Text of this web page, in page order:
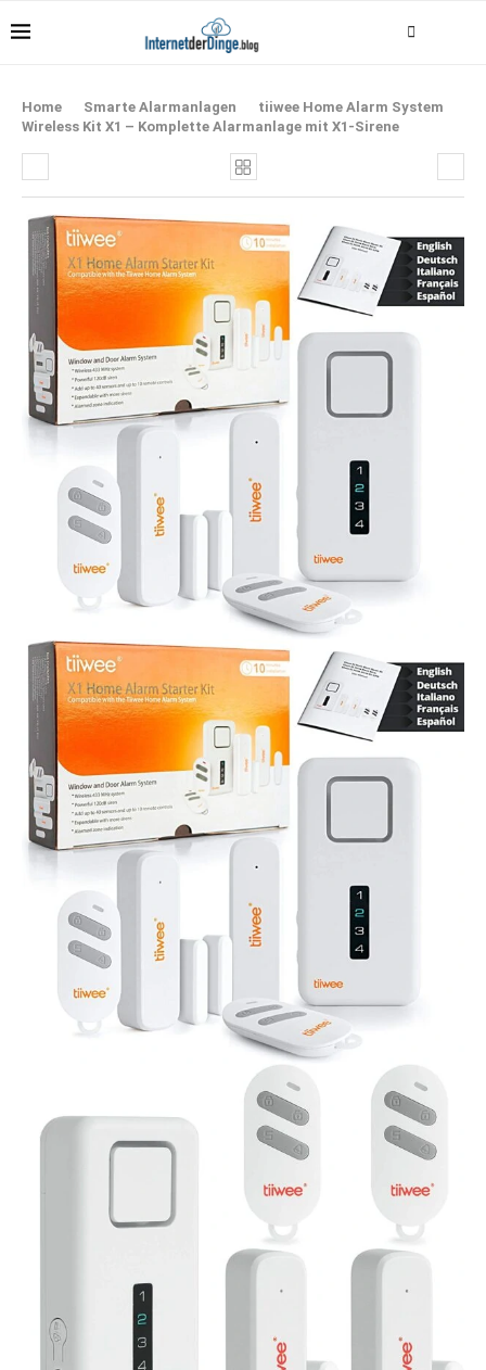
Home Smarte Alarmanlagen
tiiwee Home Alarm System
Wireless Kit X1 – Komplette Alarmanlage mit X1-Sirene